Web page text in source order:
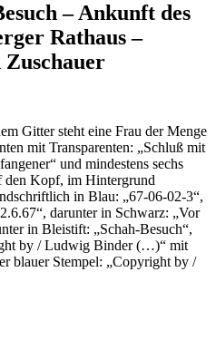
– Ankunft des
Rathaus –
Zuschauer
Gitter steht eine Frau der Menge
mit Transparenten: „Schluß mit
und mindestens sechs
den Kopf, im Hintergrund
in Blau: „67-06-02-3“,
darunter in Schwarz: „Vor
in Bleistift: „Schah-Besuch“,
by / Ludwig Binder (…)“ mit
blauer Stempel: „Copyright by /